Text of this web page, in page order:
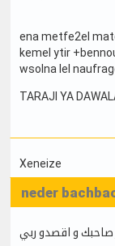
ena metfe2el
kemel ytir
wsolna lel
TARAJI YA
Xeneize
neder